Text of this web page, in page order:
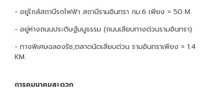
- อยู่ใกล้สถานีรถไฟฟ้า สถานีรามอินทรา กม.6 เพียง = 50 M.
- อยู่ห่างถนนประดิษฐ์มนูธรรม (ถนนเลียบทางด่วนรามอินทรา)
- ทางพิเศษฉลองรัช,ตลาดนัดเลียบด่วน รามอินทราเพียง = 1.4
KM.
การคมนาคมสะดวก